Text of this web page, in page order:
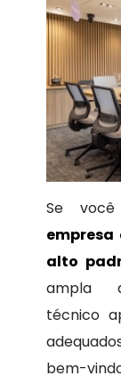
Se
alto
ampla
técnico
bem-